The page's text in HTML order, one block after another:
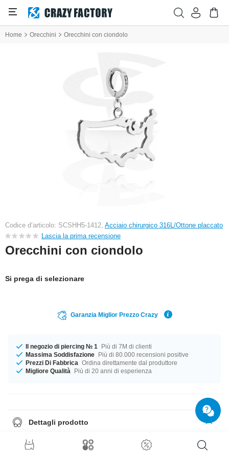
Home Orecchini Orecchini con ciondolo
Codice d’articolo: SCSHH5-1412, Acciaio chirurgico 316L/Ottone placcato
Lascia la prima recensione
Orecchini con ciondolo
Si prega di selezionare
Garanzia Miglior Prezzo Crazy
Il negozio di piercing № 1
Più di 7M di clienti
Massima Soddisfazione Più di 80.000 recensioni positive
Prezzi Di Fabbrica Ordina direttamente dal produttore
Migliore Qualità
Più di 20 anni di esperienza
Dettagli prodotto
disponibile in diametro 8 mm. Il colore Crystal di questa pietra è il tuo
compagno ideale. Ordina ora, non perderti l'occasione